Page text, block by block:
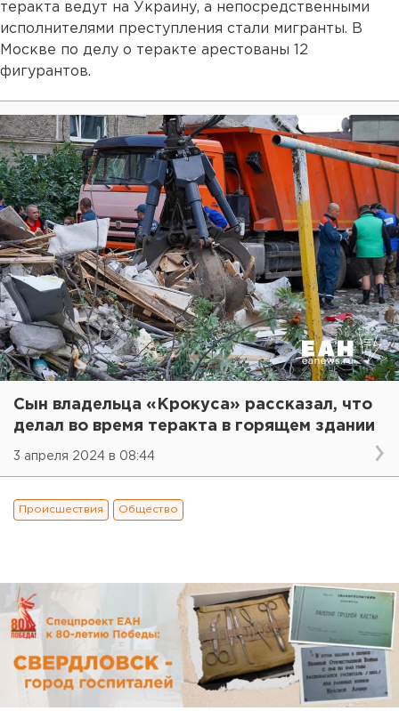
теракта ведут на Украину, а непосредственными
исполнителями преступления стали мигранты. В
Москве по делу о теракте арестованы 12
фигурантов.
Сын владельца «Крокуса» рассказал, что
делал во время теракта в горящем здании
3 апреля 2024 в 08:44
Происшествия Общество